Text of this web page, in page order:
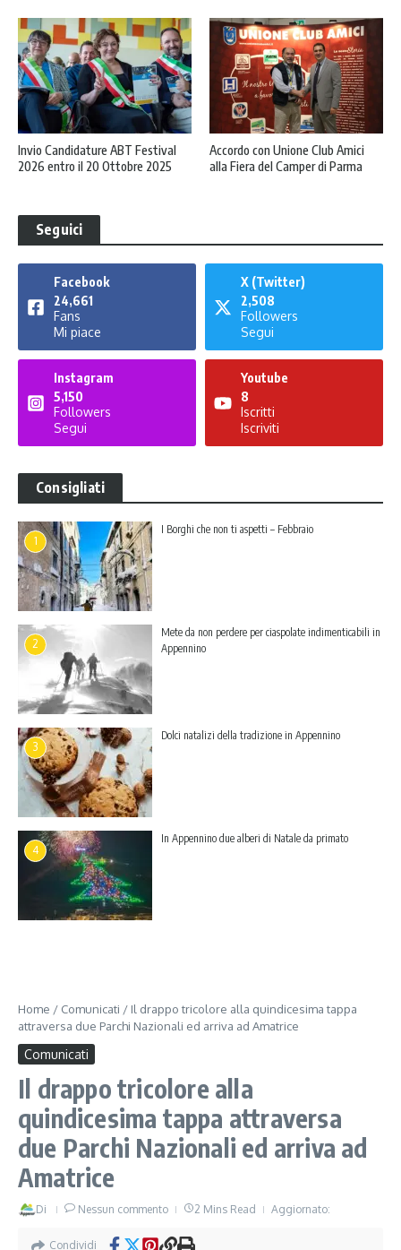
Invio Candidature ABT Festival
2026 entro il 20 Ottobre 2025
Accordo con Unione Club Amici
alla Fiera del Camper di Parma
Seguici
Facebook
24,661
Fans
Mi piace
X (Twitter)
2,508
Followers
Segui
Instagram
5,150
Followers
Segui
Youtube
8
Iscritti
Iscriviti
Consigliati
1
I Borghi che non ti aspetti – Febbraio
2
Mete da non perdere per ciaspolate indimenticabili in
Appennino
3
Dolci natalizi della tradizione in Appennino
4
In Appennino due alberi di Natale da primato
Home / Comunicati / Il drappo tricolore alla quindicesima tappa
attraversa due Parchi Nazionali ed arriva ad Amatrice
Comunicati
Il drappo tricolore alla
quindicesima tappa attraversa
due Parchi Nazionali ed arriva ad
Amatrice
Di Nessun commento 2 Mins Read Aggiornato:
Condividi